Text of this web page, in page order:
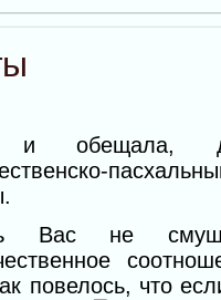
и обещала,
Вас не
повелось, что